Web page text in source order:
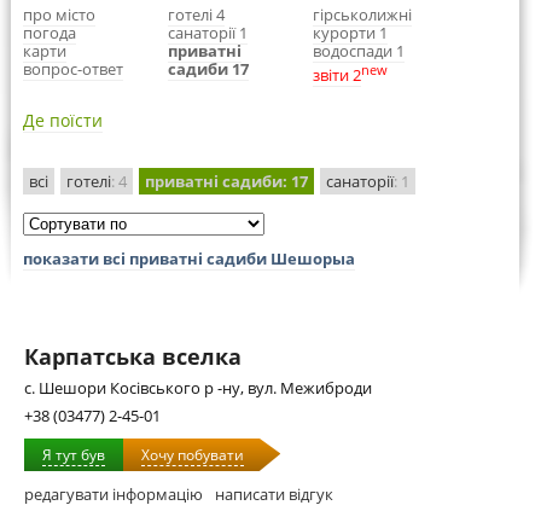
про місто
погода
карти
вопрос-ответ
готелі 4
санаторії 1
приватні
садиби 17
гірськолижні
курорти 1
водоспади 1
звіти 2new
Де поїсти
всі готелі: 4 приватні садиби: 17 санаторії: 1
показати всі приватні садиби Шешорыа
Карпатська вселка
с. Шешори Косівського р -ну, вул. Межиброди
+38 (03477) 2-45-01
Я тут був Хочу побувати
редагувати інформацію написати відгук